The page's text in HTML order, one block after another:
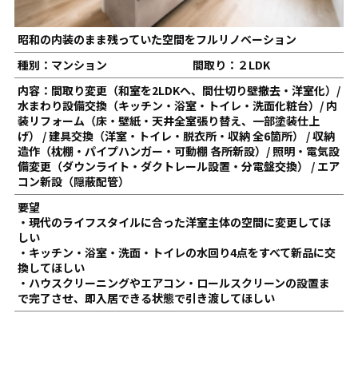
昭和の内装のまま残っていた空間をフルリノベーション
種別：マンション
間取り：２LDK
内容：間取り変更（和室を2LDKへ、間仕切り壁撤去・洋室化）/
水まわり設備交換（キッチン・浴室・トイレ・洗面化粧台）/ 内
装リフォーム（床・壁紙・天井全室張り替え、一部塗装仕上
げ） / 建具交換（洋室・トイレ・脱衣所・収納 全6箇所） / 収納
造作（枕棚・パイプハンガー・可動棚 各所新設）/ 照明・電気設
備変更（ダウンライト・ダクトレール設置・分電盤交換） / エア
コン新設（隠蔽配管）
要望
・現代のライフスタイルに合った洋室主体の空間に変更してほ
しい
・キッチン・浴室・洗面・トイレの水回り4点をすべて新品に交
換してほしい
・ハウスクリーニングやエアコン・ロールスクリーンの設置ま
で完了させ、即入居できる状態で引き渡してほしい